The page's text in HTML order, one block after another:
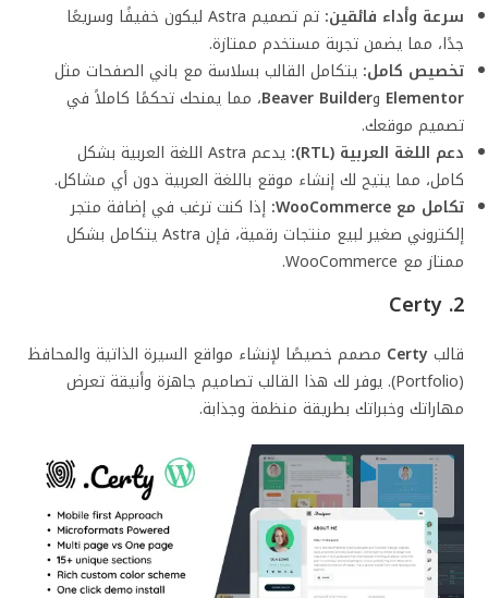
سرعة وأداء فائقين:
تم تصميم Astra ليكون خفيفًا وسريعًا
جدًا، مما يضمن تجربة مستخدم ممتازة.
تخصيص كامل: يتكامل القالب بسلاسة مع باني الصفحات مثل
Elementor وBeaver Builder، مما يمنحك تحكمًا كاملاً في
تصميم موقعك.
دعم اللغة العربية (RTL):
يدعم Astra اللغة العربية بشكل
كامل، مما يتيح لك إنشاء موقع باللغة العربية دون أي مشاكل.
تكامل مع WooCommerce:
إذا كنت ترغب في إضافة متجر
إلكتروني صغير لبيع منتجات رقمية، فإن Astra يتكامل بشكل
ممتاز مع WooCommerce.
2. Certy
قالبCerty مصمم خصيصًا لإنشاء مواقع السيرة الذاتية والمحافظ
(Portfolio). يوفر لك هذا القالب تصاميم جاهزة وأنيقة تعرض
مهاراتك وخبراتك بطريقة منظمة وجذابة.